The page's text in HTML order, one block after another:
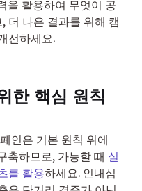
을 활용하여 무엇이 공
더 나은 결과를 위해 캠
선하세요.
한 핵심 원칙
인은 기본 원칙 위에
축하므로, 가능할 때 실
를 활용하세요. 인내심